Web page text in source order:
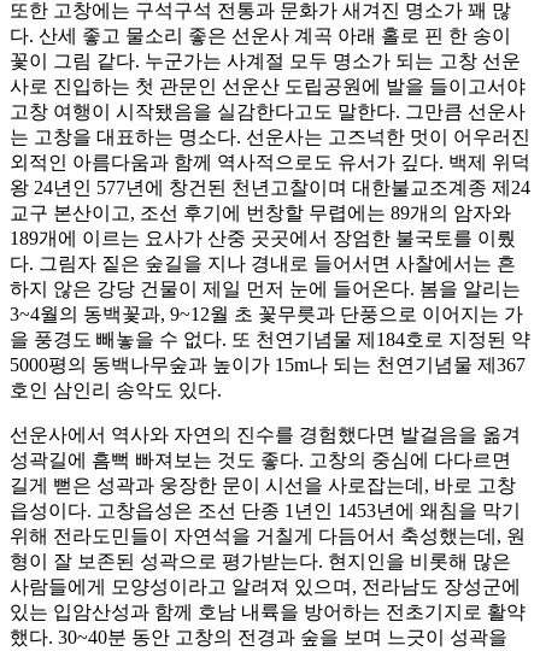
또한 고창에는 구석구석 전통과 문화가 새겨진 명소가 꽤 많
다. 산세 좋고 물소리 좋은 선운사 계곡 아래 홀로 핀 한 송이
꽃이 그림 같다. 누군가는 사계절 모두 명소가 되는 고창 선운
사로 진입하는 첫 관문인 선운산 도립공원에 발을 들이고서야
고창 여행이 시작됐음을 실감한다고도 말한다. 그만큼 선운사
는 고창을 대표하는 명소다. 선운사는 고즈넉한 멋이 어우러진
외적인 아름다움과 함께 역사적으로도 유서가 깊다. 백제 위덕
왕 24년인 577년에 창건된 천년고찰이며 대한불교조계종 제24
교구 본산이고, 조선 후기에 번창할 무렵에는 89개의 암자와
189개에 이르는 요사가 산중 곳곳에서 장엄한 불국토를 이뤘
다. 그림자 짙은 숲길을 지나 경내로 들어서면 사찰에서는 흔
하지 않은 강당 건물이 제일 먼저 눈에 들어온다. 봄을 알리는
3~4월의 동백꽃과, 9~12월 초 꽃무릇과 단풍으로 이어지는 가
을 풍경도 빼놓을 수 없다. 또 천연기념물 제184호로 지정된 약
5000평의 동백나무숲과 높이가 15m나 되는 천연기념물 제367
호인 삼인리 송악도 있다.
선운사에서 역사와 자연의 진수를 경험했다면 발걸음을 옮겨
성곽길에 흠뻑 빠져보는 것도 좋다. 고창의 중심에 다다르면
길게 뻗은 성곽과 웅장한 문이 시선을 사로잡는데, 바로 고창
읍성이다. 고창읍성은 조선 단종 1년인 1453년에 왜침을 막기
위해 전라도민들이 자연석을 거칠게 다듬어서 축성했는데, 원
형이 잘 보존된 성곽으로 평가받는다. 현지인을 비롯해 많은
사람들에게 모양성이라고 알려져 있으며, 전라남도 장성군에
있는 입암산성과 함께 호남 내륙을 방어하는 전초기지로 활약
했다. 30~40분 동안 고창의 전경과 숲을 보며 느긋이 성곽을